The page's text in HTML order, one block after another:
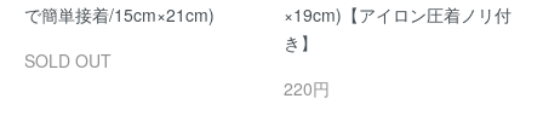
で簡単接着/15cm×21cm)
SOLD OUT
×19cm)【アイロン圧着ノリ付
き】
220円